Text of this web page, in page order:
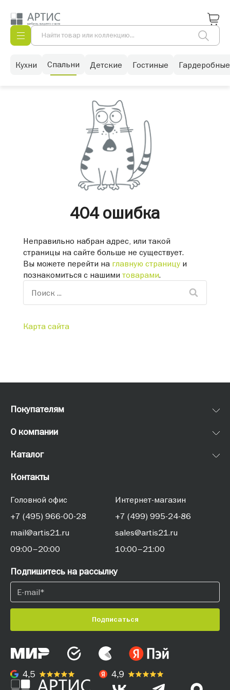
Кухни Спальни Детские Гостиные Гардеробные
404 ошибка
Неправильно набран адрес, или такой
страницы на сайте больше не существует.
Вы можете перейти на главную страницуи
познакомиться с нашими товарами.
Карта сайта
Покупателям
О компании
Каталог
Контакты
Головной офис
+7 (495) 966-00-28
mail@artis21.ru
09:00–20:00
Интернет-магазин
+7 (499) 995-24-86
sales@artis21.ru
10:00–21:00
Подпишитесь на рассылку
Подписаться